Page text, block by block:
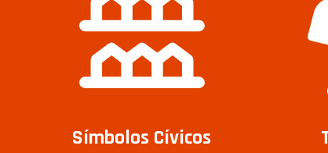
Símbolos Cívicos